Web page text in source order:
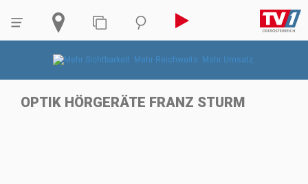
OPTIK HÖRGERÄTE FRANZ STURM